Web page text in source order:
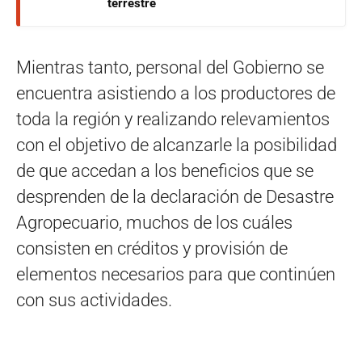
terrestre
Mientras tanto, personal del Gobierno se
encuentra asistiendo a los productores de
toda la región y realizando relevamientos
con el objetivo de alcanzarle la posibilidad
de que accedan a los beneficios que se
desprenden de la declaración de Desastre
Agropecuario, muchos de los cuáles
consisten en créditos y provisión de
elementos necesarios para que continúen
con sus actividades.